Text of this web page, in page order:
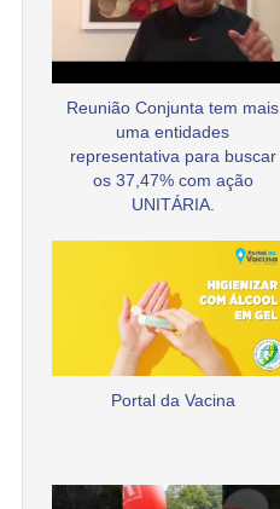
Reunião Conjunta tem mais
uma entidades
representativa para buscar
os 37,47% com ação
UNITÁRIA.
Portal da Vacina